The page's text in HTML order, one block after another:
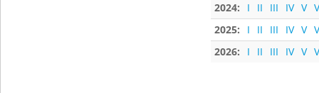
2024:
I II III IV V
2025:
I II III IV V
2026:
I II III IV V